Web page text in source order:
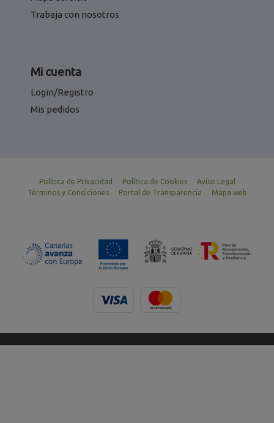
Trabaja con nosotros
Mi cuenta
Login/Registro
Mis pedidos
Política de Privacidad Política de Cookies
Aviso Legal
Términos y Condiciones
Portal de Transparencia Mapa web